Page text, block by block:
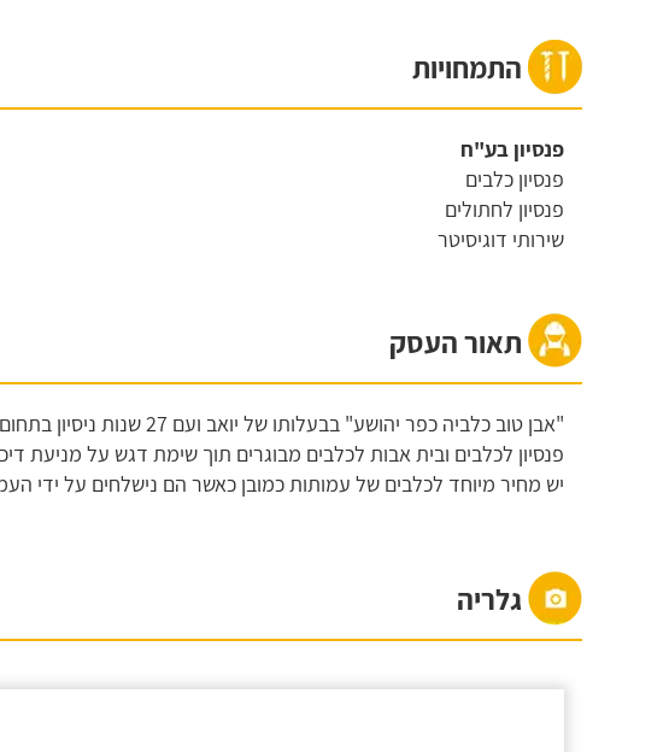
התמחויות
פנסיון בע"ח
פנסיון כלבים
פנסיון לחתולים
שירותי דוגיסיטר
תאור העסק
"אבן טוב כלביה כפר יהושע"
פנסיון לכלבים ובית אבות לכלבים מבוגרים תוך שימת דגש על מניעת
יש מחיר מיוחד לכלבים של עמותות כמובן כאשר הם נישלחים על ידי
גלריה